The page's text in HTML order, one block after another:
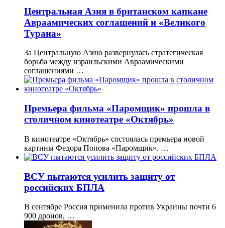
Центральная Азия в британском капкане
Авраамических соглашений и «Великого
Турана»
За Центральную Азию развернулась стратегическая
борьба между израильскими Авраамическими
соглашениями …
Премьера фильма «Паромщик» прошла в
столичном кинотеатре «Октябрь»
В кинотеатре «Октябрь» состоялась премьера новой
картины Федора Попова «Паромщик». …
ВСУ пытаются усилить защиту от
российских БПЛА
В сентябре Россия применила против Украины почти 6
900 дронов, …